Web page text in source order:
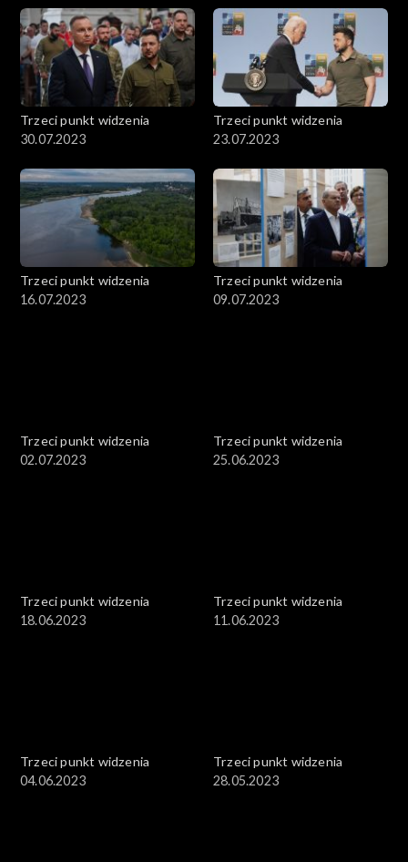
Trzeci punkt widzenia
30.07.2023
Trzeci punkt widzenia
23.07.2023
Trzeci punkt widzenia
16.07.2023
Trzeci punkt widzenia
09.07.2023
Trzeci punkt widzenia
02.07.2023
Trzeci punkt widzenia
25.06.2023
Trzeci punkt widzenia
18.06.2023
Trzeci punkt widzenia
11.06.2023
Trzeci punkt widzenia
04.06.2023
Trzeci punkt widzenia
28.05.2023